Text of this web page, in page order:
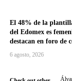
El 48% de la
del Edomex es
destacan en foro de
6 agosto, 2026